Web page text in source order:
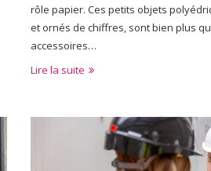
rôle papier. Ces petits objets
et ornés de chiffres, sont bien plus
accessoires…
Lire la suite